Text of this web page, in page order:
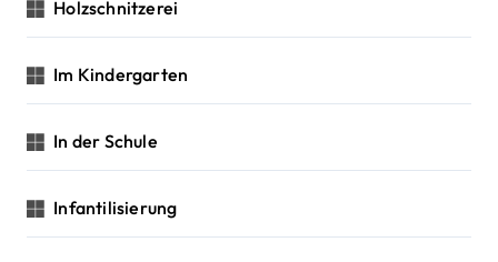
Holzschnitzerei
Im Kindergarten
In der Schule
Infantilisierung